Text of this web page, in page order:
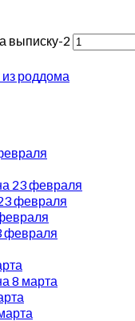
выписку-2
роддома
23 февраля
февраля
февраля
8 марта